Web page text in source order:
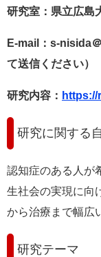
研究室：県立広島
E-mail ：s-nisida
て送信ください）
研究内容：
研究に関する
認知症のある人が
生社会の実現に向
から治療まで幅広
研究テーマ